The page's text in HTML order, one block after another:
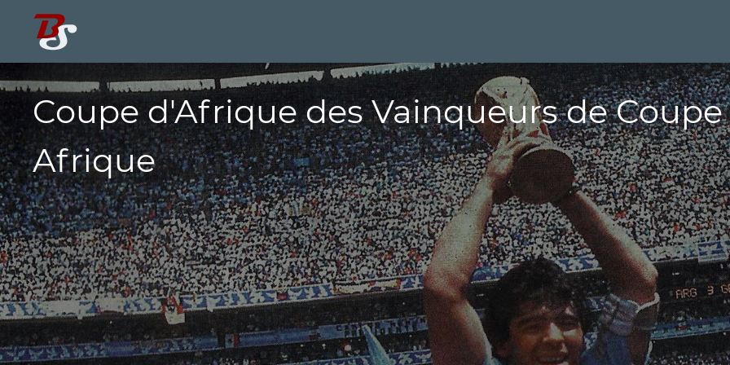
Coupe d'Afrique des Vainqueurs de Coupe
Afrique